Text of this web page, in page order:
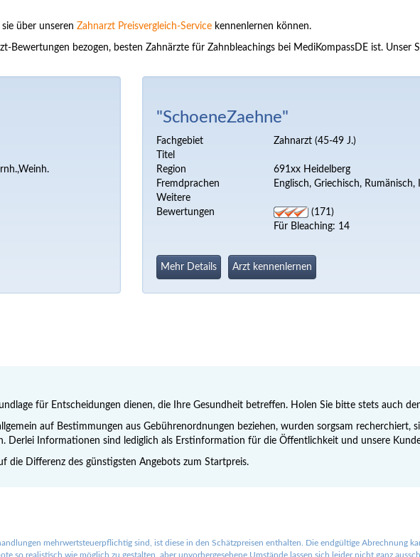
über unseren Zahnarzt Preisvergleich-Service kennenlernen können.
Bewertungen bezogen, besten Zahnärzte für Zahnbleachings bei MediKompassDE ist. Unser
"SchoeneZaehne"
Fachgebiet
Zahnarzt (45-49 J.)
Titel
Region
691xx Heidelberg
Fremdprachen
Englisch, Griechisch, Rumänisch,
Weitere
Bewertungen
(171)
Für Bleaching: 14
Mehr Details Arzt kennenlernen
für Entscheidungen dienen, die Ihre Gesundheit betreffen. Holen Sie bitte stets auch
auf Bestimmungen aus Gebührenordnungen beziehen, wurden sorgsam recherchiert,
Derlei Informationen sind lediglich als Erstinformation für die Öffentlichkeit und unsere
die Differenz des günstigsten Angebots zum Startpreis.
mehrwertsteuerpflichtig sind, ist diese in den Schätzpreisen enthalten. Die endgültige Abrechnung
so realistisch wie möglich zu gestalten, aber unvorhergesehene Umstände lassen sich leider nicht ganz